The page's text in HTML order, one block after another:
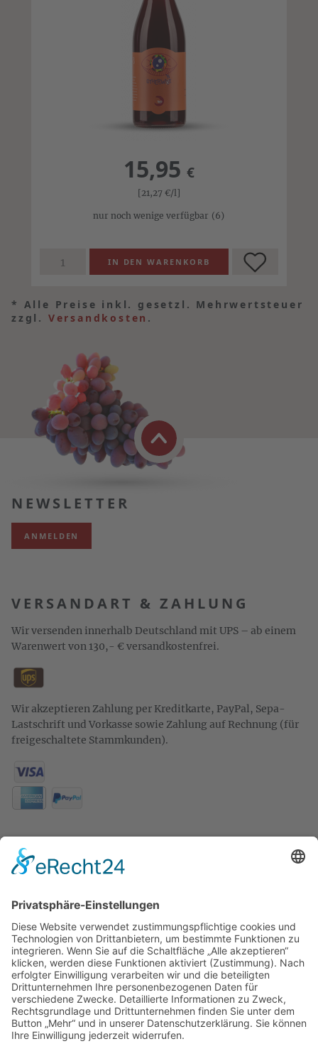
15,95 €
[21,27 €/l]
nur noch wenige verfügbar (6)
* Alle Preise inkl. gesetzl. Mehrwertsteuer
zzgl. Versandkosten .
NEWSLETTER
ANMELDEN
VERSANDART & ZAHLUNG
Wir versenden innerhalb Deutschland mit UPS – ab einem
Warenwert von 130,- € versandkostenfrei.
Wir akzeptieren Zahlung per Kreditkarte, PayPal, Sepa-
Lastschrift und Vorkasse sowie Zahlung auf Rechnung (für
freigeschaltete Stammkunden).
KONTAKT
Spezialitäten aus Österreich
Daimlerstr. 21
50859 Köln
Telefon: 02234 802701
Fax: 02234 986145
Abholung und Verkauf
im Lagerausschließlich
nach Termin­vereinbarung.